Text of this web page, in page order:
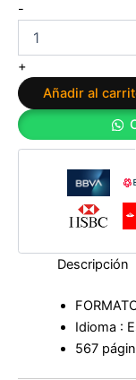
-
cielo
de
tus
días
Greta
cantidad
+
Añadir al
Descripción
Idioma :
567